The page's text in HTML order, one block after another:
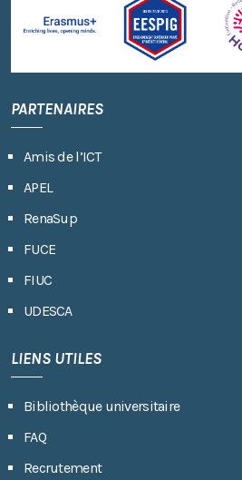
PARTENAIRES
Amis de l’ICT
APEL
RenaSup
FUCE
FIUC
UDESCA
LIENS UTILES
Bibliothèque universitaire
FAQ
Recrutement